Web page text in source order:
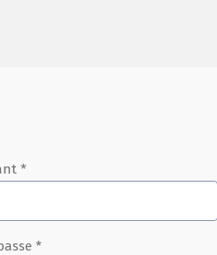
*
*